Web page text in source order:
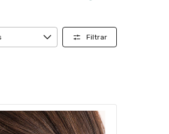
Filtrar